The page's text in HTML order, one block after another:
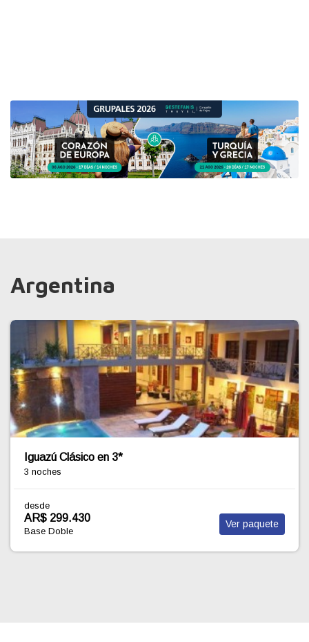
Argentina
PROGRAMACION TERRESTRE PAT - PUERTO
MADRYN CON PUNTA TOMBO 4 DIAS
desde
AR$ 658.131 Ver paquete